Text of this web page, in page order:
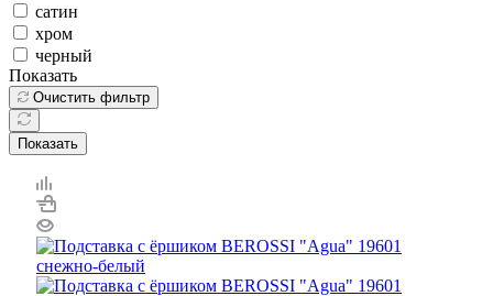
сатин
хром
черный
Показать
Очистить фильтр
Показать